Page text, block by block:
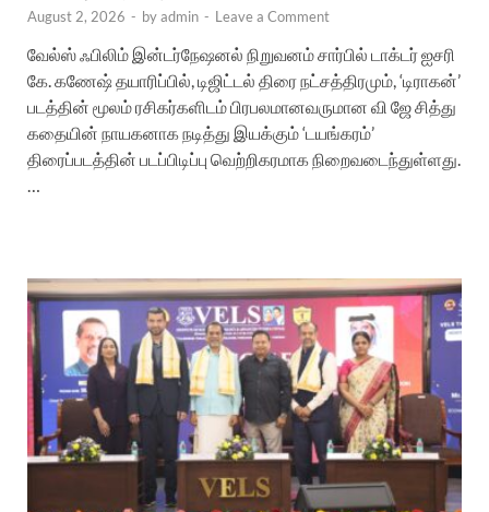
August 2, 2026 - byadmin - Leave a Comment
வேல்ஸ் ஃபிலிம் இன்டர்நேஷனல் நிறுவனம் சார்பில் டாக்டர் ஐசரி
கே. கணேஷ் தயாரிப்பில், டிஜிட்டல் திரை நட்சத்திரமும், ‘டிராகன்’
படத்தின் மூலம் ரசிகர்களிடம் பிரபலமானவருமான வி ஜே சித்து
கதையின் நாயகனாக நடித்து இயக்கும் ‘டயங்கரம்’
திரைப்படத்தின் படப்பிடிப்பு வெற்றிகரமாக நிறைவடைந்துள்ளது.
…